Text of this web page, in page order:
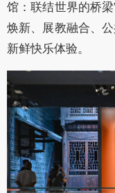
馆：联结世界的桥
焕新、展教融合、
新鲜快乐体验。